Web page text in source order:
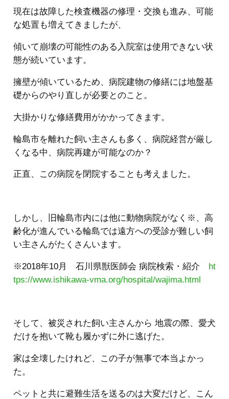
現在は故障した検査機器の修理・交換も進み、可能
な処置も増えてきましたが、
傾いて崩壊の可能性のある入院室は使用できない状
態が続いています。
擁壁が傾いているため、病院建物の修繕には地盤基
礎からのやり直しが必要とのこと。
大掛かりな修繕費用がかかってきます。
輪島市を離れた飼い主さんも多く、病院経営が厳し
くなる中、病院再建が可能なのか？
正直、この病院を閉院することも考えました。
しかし、旧輪島市内には他に動物病院がなく※、高
齢化が進んでいる輪島では遠方への受診が難しい飼
い主さんがたくさんいます。
※2018年10月 石川県獣医師会 病院検索・紹介 ht
tps://www.ishikawa-vma.org/hospital/wajima.html
そして、被災された飼い主さんから 地震の際、愛犬
だけを抱いて靴も履かずに外に逃げた。
家は全壊したけれど、この子が無事で本当よかっ
た。
ペットと共に避難生活を送るのは大変だけど、こん